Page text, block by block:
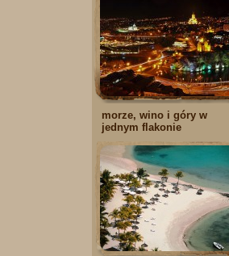
morze, wino i góry w
jednym flakonie